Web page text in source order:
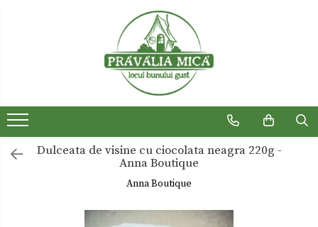
Dulceturi fara zahar
Dulciuri de casa
Dulceata de visine cu ciocolata neagra 220g -
Anna Boutique
Anna Boutique